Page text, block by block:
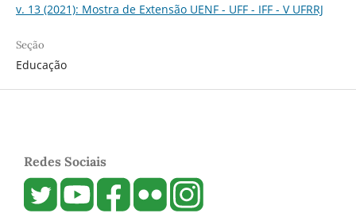
v. 13 (2021): Mostra de Extensão UENF - UFF - IFF - V UFRRJ
Seção
Educação
Redes Sociais